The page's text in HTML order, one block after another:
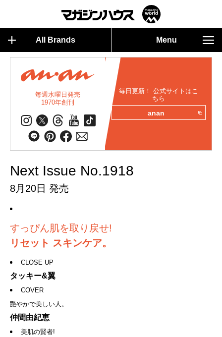
All Brands Menu
毎週水曜日発売
1970年創刊
毎日更新！ 公式サイトはこ
ちら
anan
Next Issue No.1918
8月20日 発売
すっぴん肌を取り戻せ!
リセット スキンケア。
CLOSE UP
タッキー&翼
COVER
艷やかで美しい人。
仲間由紀恵
美肌の賢者!